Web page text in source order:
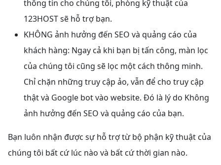
thông tin cho chúng tôi, phòng kỹ thuật của
123HOST sẽ hỗ trợ bạn.
KHÔNG ảnh hưởng đến SEO và quảng cáo của
khách hàng: Ngay cả khi bạn bị tấn công, màn lọc
của chúng tôi cũng sẽ lọc một cách thông minh.
Chỉ chặn những truy cập ảo, vẫn để cho truy cập
thật và Google bot vào website. Đó là lý do Không
ảnh hưởng đến SEO và quảng cáo của bạn.
Bạn luôn nhận được sự hỗ trợ từ bộ phận kỹ thuật của
chúng tôi bất cứ lúc nào và bất cứ thời gian nào.